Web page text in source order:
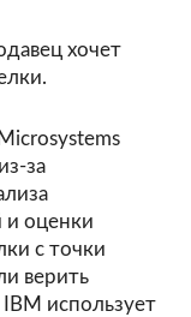
хочет
за
и оценки
с точки
верить
IBM использует